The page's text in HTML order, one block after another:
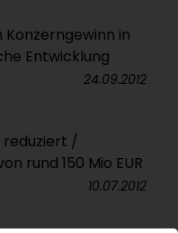
in
Entwicklung
24.09.2012
reduziert /
rund 150 Mio EUR
10.07.2012